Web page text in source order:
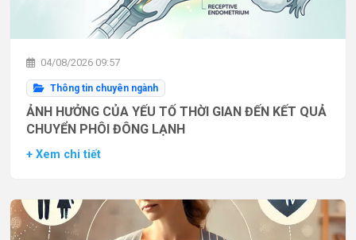
04/08/2026 09:57
Thông tin chuyên ngành
ẢNH HƯỞNG CỦA YẾU TỐ THỜI GIAN ĐẾN KẾT QUẢ
CHUYỂN PHÔI ĐÔNG LẠNH
+ Xem chi tiết